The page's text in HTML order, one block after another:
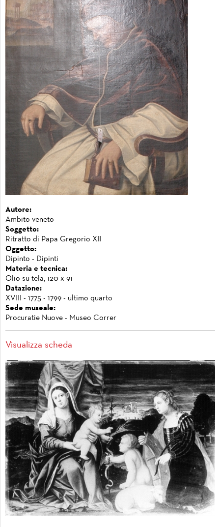
Autore:
Ambito veneto
Soggetto:
Ritratto di Papa Gregorio XII
Oggetto:
Dipinto - Dipinti
Materia e tecnica:
Olio su tela, 120 x 91
Datazione:
XVIII - 1775 - 1799 - ultimo quarto
Sede museale:
Procuratie Nuove - Museo Correr
Visualizza scheda